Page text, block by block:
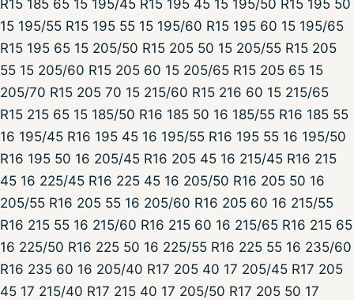
R15 185 65 15 195/45 R15 195 45 15 195/50 R15 195 50
15 195/55 R15 195 55 15 195/60 R15 195 60 15 195/65
R15 195 65 15 205/50 R15 205 50 15 205/55 R15 205
55 15 205/60 R15 205 60 15 205/65 R15 205 65 15
205/70 R15 205 70 15 215/60 R15 216 60 15 215/65
R15 215 65 15 185/50 R16 185 50 16 185/55 R16 185 55
16 195/45 R16 195 45 16 195/55 R16 195 55 16 195/50
R16 195 50 16 205/45 R16 205 45 16 215/45 R16 215
45 16 225/45 R16 225 45 16 205/50 R16 205 50 16
205/55 R16 205 55 16 205/60 R16 205 60 16 215/55
R16 215 55 16 215/60 R16 215 60 16 215/65 R16 215 65
16 225/50 R16 225 50 16 225/55 R16 225 55 16 235/60
R16 235 60 16 205/40 R17 205 40 17 205/45 R17 205
45 17 215/40 R17 215 40 17 205/50 R17 205 50 17